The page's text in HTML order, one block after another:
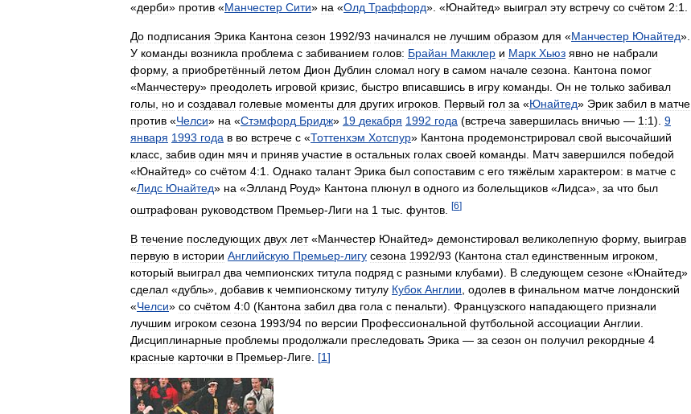
«дерби» против «Манчестер Сити» на «Олд Траффорд». «Юнайтед» выиграл эту встречу со счётом 2:1.
До подписания Эрика Кантона сезон 1992/93 начинался не лучшим образом для «Манчестер Юнайтед».
У команды возникла проблема с забиванием голов: Брайан Макклер и Марк Хьюз явно не набрали
форму, а приобретённый летом Дион Дублин сломал ногу в самом начале сезона. Кантона помог
«Манчестеру» преодолеть игровой кризис, быстро вписавшись в игру команды. Он не только забивал
голы, но и создавал голевые моменты для других игроков. Первый гол за «Юнайтед» Эрик забил в матче
против «Челси» на «Стэмфорд Бридж» 19 декабря 1992 года (встреча завершилась вничью — 1:1). 9
января 1993 года в во встрече с «Тоттенхэм Хотспур» Кантона продемонстрировал свой высочайший
класс, забив один мяч и приняв участие в остальных голах своей команды. Матч завершился победой
«Юнайтед» со счётом 4:1. Однако талант Эрика был сопоставим с его тяжёлым характером: в матче с
«Лидс Юнайтед» на «Элланд Роуд» Кантона плюнул в одного из болельщиков «Лидса», за что был
оштрафован руководством Премьер-Лиги на 1 тыс фунтов [6]
В течение последующих двух лет«Манчестер Юнайтед» демонстировал великолепную форму, выиграв
первую в истории Английскую Премьер-лигу сезона 1992/93 (Кантона стал единственным игроком
который выиграл два чемпионских титула подряд с разными клубами). В следующем сезоне «Юнайтед»
сделал «дубль», добавив к чемпионскому титулу Кубок Англии одолев в финальном матче лондонский
«Челси» со счётом 4:0 (Кантона забил два гола с пенальти). Французского нападающего признали
лучшим игроком сезона 1993/94 по версии Профессиональной футбольной ассоциации Англии
Дисциплинарные проблемы продолжали преследовать Эрика — за сезон он получил рекордные 4
красные карточки в Премьер-Лиге [1]